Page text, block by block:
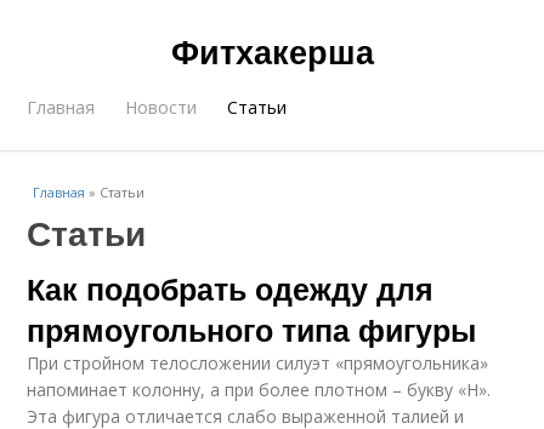
Фитхакерша
Главная Новости Статьи
Главная » Статьи
Статьи
Как подобрать одежду для
прямоугольного типа фигуры
При стройном телосложении силуэт «прямоугольника»
напоминает колонну, а при более плотном – букву «Н».
Эта фигура отличается слабо выраженной талией и